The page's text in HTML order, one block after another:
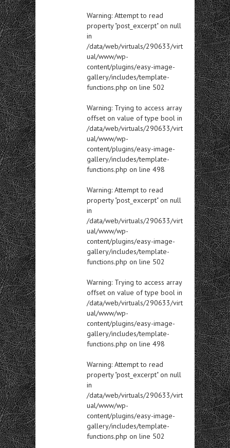
Warning: Attempt to read
property "post_excerpt" on null
in
/data/web/virtuals/290633/virt
ual/www/wp-
content/plugins/easy-image-
gallery/includes/template-
functions.php on line 502
Warning: Trying to access array
offset on value of type bool in
/data/web/virtuals/290633/virt
ual/www/wp-
content/plugins/easy-image-
gallery/includes/template-
functions.php on line 498
Warning: Attempt to read
property "post_excerpt" on null
in
/data/web/virtuals/290633/virt
ual/www/wp-
content/plugins/easy-image-
gallery/includes/template-
functions.php on line 502
Warning: Trying to access array
offset on value of type bool in
/data/web/virtuals/290633/virt
ual/www/wp-
content/plugins/easy-image-
gallery/includes/template-
functions.php on line 498
Warning: Attempt to read
property "post_excerpt" on null
in
/data/web/virtuals/290633/virt
ual/www/wp-
content/plugins/easy-image-
gallery/includes/template-
functions.php on line 502